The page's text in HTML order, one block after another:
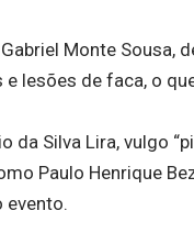
Monte Sousa,
lesões de faca, o
da Silva Lira, vulgo
Paulo Henrique
evento.